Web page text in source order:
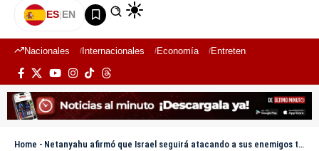
ES|EN
Nacionales Internacionales Economía Entretenimiento
Home - Netanyahu afirmó que Israel seguirá atacando a sus enemigos tras “una noche díficil” por los ataques iraníes